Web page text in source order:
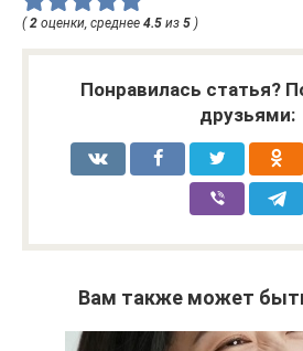
( 2 оценки, среднее 4.5 из 5 )
Понравилась статья?
друзьями:
Вам также может